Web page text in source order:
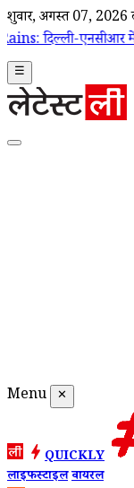
शुक्रवार, अगस्त 07, 2026
में मूसलाधार
☰
Menu ✕
QUICKLY
लाइफस्टाइलवायरल